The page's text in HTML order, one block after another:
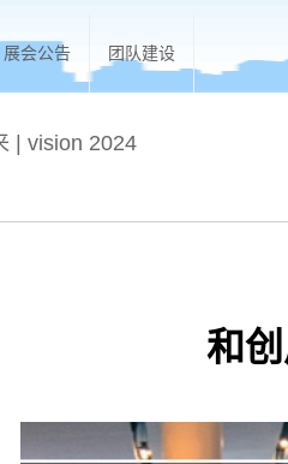
展会公告 团队建设
| vision 2024
和